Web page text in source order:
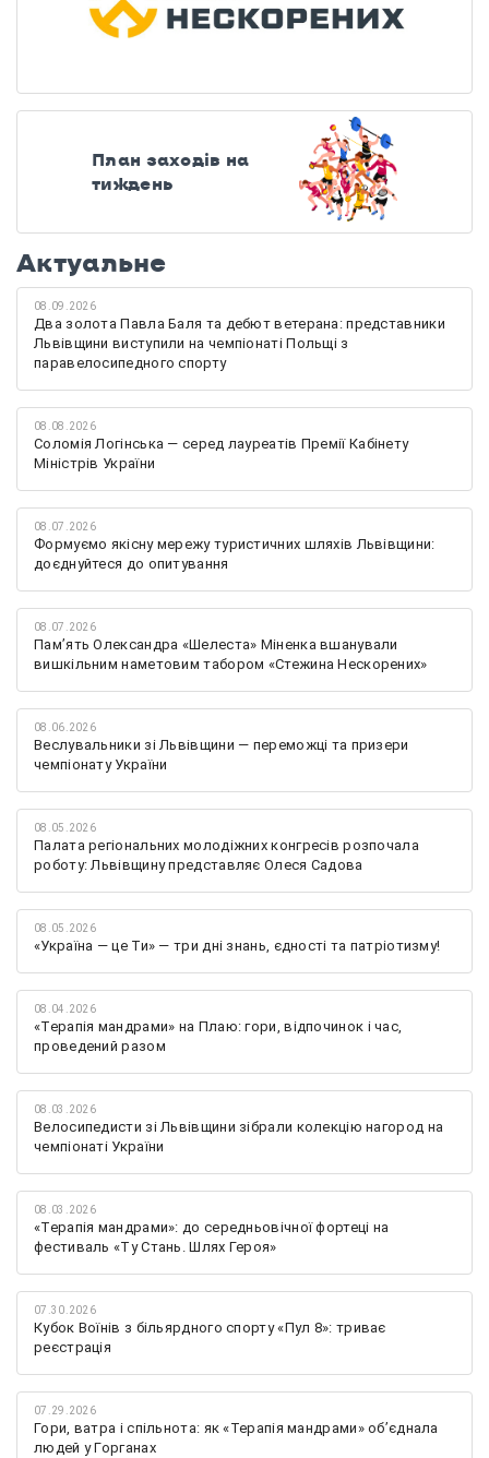
План заходів на
тиждень
Актуальне
08.09.2026
Два золота Павла Баля та дебют ветерана: представники
Львівщини виступили на чемпіонаті Польщі з
паравелосипедного спорту
08.08.2026
Соломія Логінська — серед лауреатів Премії Кабінету
Міністрів України
08.07.2026
Формуємо якісну мережу туристичних шляхів Львівщини:
доєднуйтеся до опитування
08.07.2026
Памʼять Олександра «Шелеста» Міненка вшанували
вишкільним наметовим табором «Стежина Нескорених»
08.06.2026
Веслувальники зі Львівщини — переможці та призери
чемпіонату України
08.05.2026
Палата регіональних молодіжних конгресів розпочала
роботу: Львівщину представляє Олеся Садова
08.05.2026
«Україна — це Ти» — три дні знань, єдності та патріотизму!
08.04.2026
«Терапія мандрами» на Плаю: гори, відпочинок і час,
проведений разом
08.03.2026
Велосипедисти зі Львівщини зібрали колекцію нагород на
чемпіонаті України
08.03.2026
«Терапія мандрами»: до середньовічної фортеці на
фестиваль «Ту Стань. Шлях Героя»
07.30.2026
Кубок Воїнів з більярдного спорту «Пул 8»: триває
реєстрація
07.29.2026
Гори, ватра і спільнота: як «Терапія мандрами» об’єднала
людей у Горганах